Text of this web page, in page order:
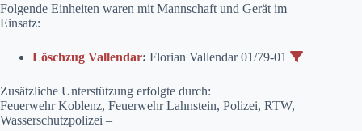
Folgende Einheiten waren mit Mannschaft und Gerät im
Einsatz:
Löschzug Vallendar: Florian Vallendar 01/79-01
Zusätzliche Unterstützung erfolgte durch:
Feuerwehr Koblenz, Feuerwehr Lahnstein, Polizei, RTW,
Wasserschutzpolizei –